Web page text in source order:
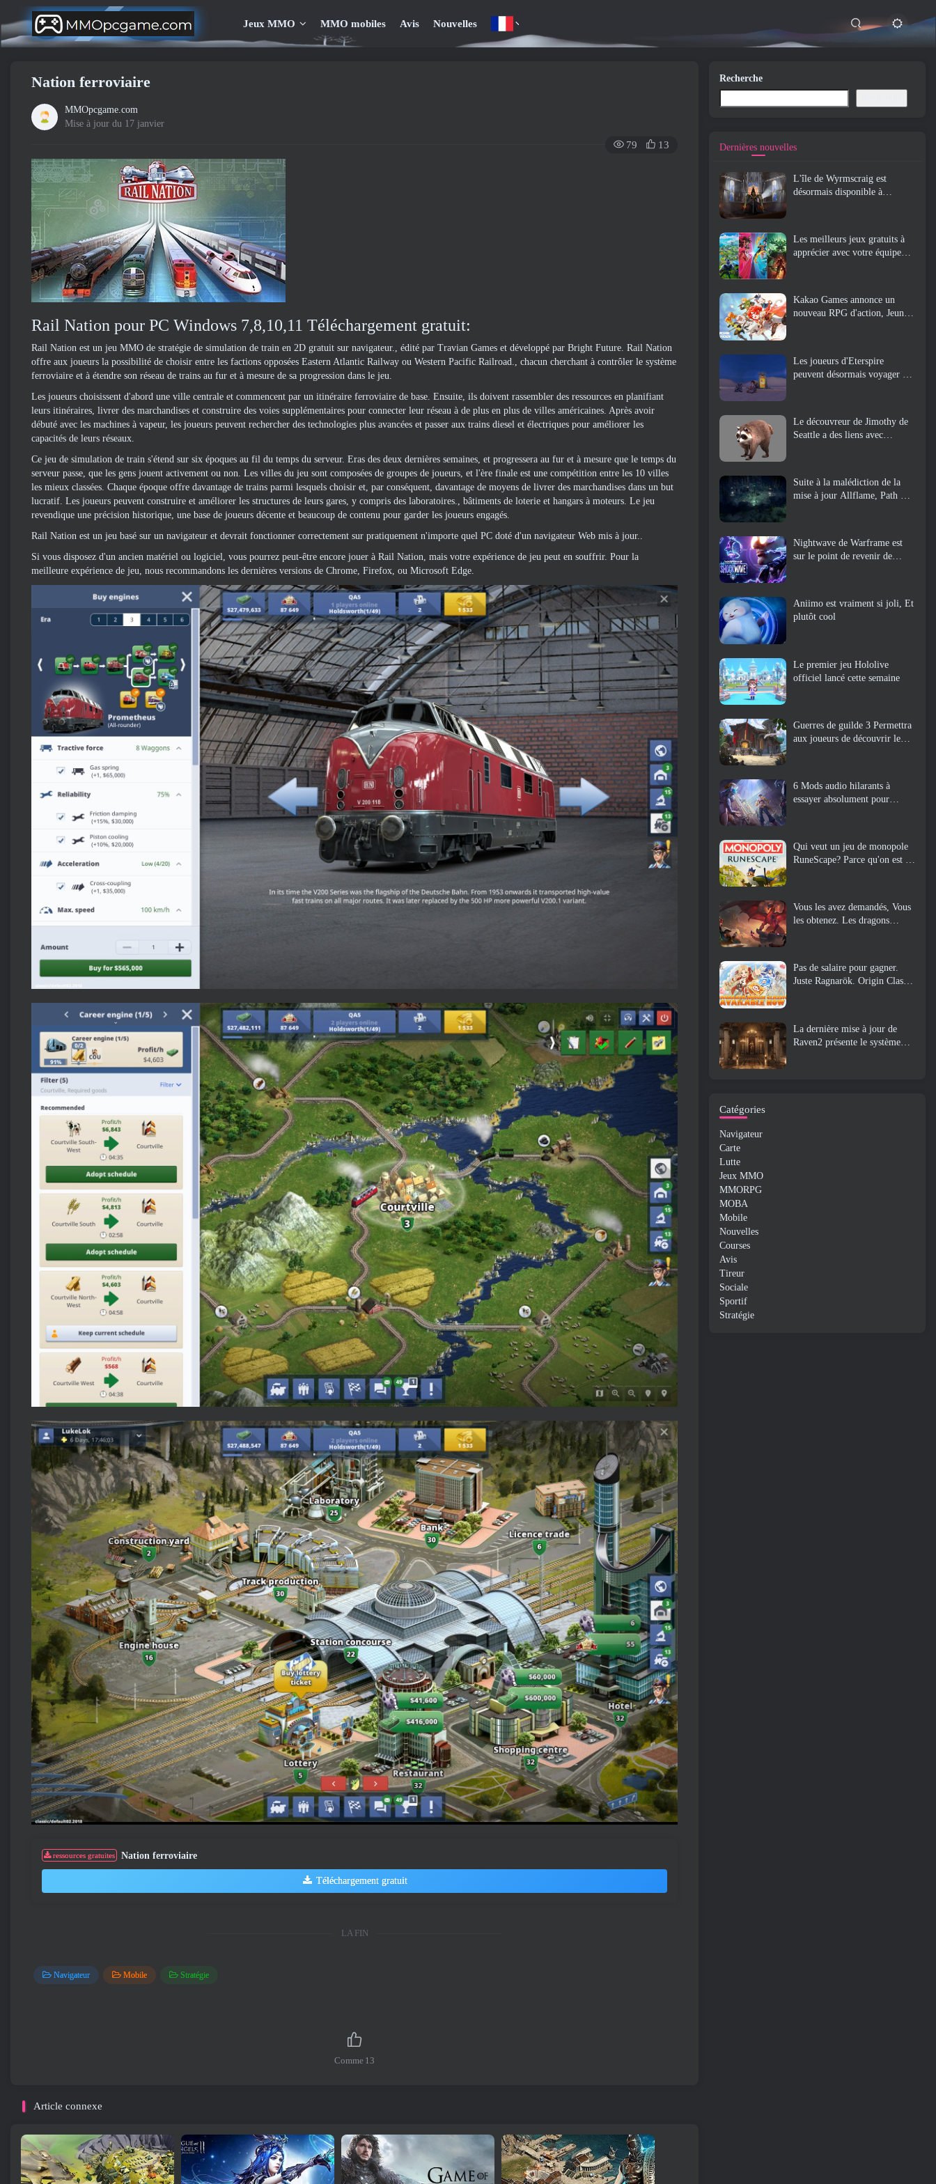
Jeux MMO MMO mobiles Avis Nouvelles
Nation ferroviaire
MMOpcgame.com
Mise à jour du 17 janvier
79 13
Rail Nation pour PC Windows 7,8,10,11 Téléchargement gratuit:
Rail Nation est un jeu MMO de stratégie de simulation de train en 2D gratuit sur navigateur., édité par Travian Games et développé par Bright Future. Rail Nation
offre aux joueurs la possibilité de choisir entre les factions opposées Eastern Atlantic Railway ou Western Pacific Railroad., chacun cherchant à contrôler le système
ferroviaire et à étendre son réseau de trains au fur et à mesure de sa progression dans le jeu.
Les joueurs choisissent d'abord une ville centrale et commencent par un itinéraire ferroviaire de base. Ensuite, ils doivent rassembler des ressources en planifiant
leurs itinéraires, livrer des marchandises et construire des voies supplémentaires pour connecter leur réseau à de plus en plus de villes américaines. Après avoir
débuté avec les machines à vapeur, les joueurs peuvent rechercher des technologies plus avancées et passer aux trains diesel et électriques pour améliorer les
capacités de leurs réseaux.
Ce jeu de simulation de train s'étend sur six époques au fil du temps du serveur. Eras des deux dernières semaines, et progressera au fur et à mesure que le temps du
serveur passe, que les gens jouent activement ou non. Les villes du jeu sont composées de groupes de joueurs, et l'ère finale est une compétition entre les 10 villes
les mieux classées. Chaque époque offre davantage de trains parmi lesquels choisir et, par conséquent, davantage de moyens de livrer des marchandises dans un but
lucratif. Les joueurs peuvent construire et améliorer les structures de leurs gares, y compris des laboratoires., bâtiments de loterie et hangars à moteurs. Le jeu
revendique une précision historique, une base de joueurs décente et beaucoup de contenu pour garder les joueurs engagés.
Rail Nation est un jeu basé sur un navigateur et devrait fonctionner correctement sur pratiquement n'importe quel PC doté d'un navigateur Web mis à jour..
Si vous disposez d'un ancien matériel ou logiciel, vous pourrez peut-être encore jouer à Rail Nation, mais votre expérience de jeu peut en souffrir. Pour la
meilleure expérience de jeu, nous recommandons les dernières versions de Chrome, Firefox, ou Microsoft Edge.
ressources gratuites Nation ferroviaire
Téléchargement gratuit
LA FIN
Navigateur Mobile Stratégie
Comme 13
Article connexe
Recherche
Dernières nouvelles
L'île de Wyrmscraig est
désormais disponible à
Les meilleurs jeux gratuits à
apprécier avec votre équipe
Kakao Games annonce un
nouveau RPG d'action, Jeune
Les joueurs d'Eterspire
peuvent désormais voyager un
Le découvreur de Jimothy de
Seattle a des liens avec
Suite à la malédiction de la
mise à jour Allflame, Path Of
Nightwave de Warframe est
sur le point de revenir de
Aniimo est vraiment si joli, Et
plutôt cool
Le premier jeu Hololive
officiel lancé cette semaine
Guerres de guilde 3 Permettra
aux joueurs de découvrir le
6 Mods audio hilarants à
essayer absolument pour
Qui veut un jeu de monopole
RuneScape? Parce qu'on est en
Vous les avez demandés, Vous
les obtenez. Les dragons
Pas de salaire pour gagner.
Juste Ragnarök. Origin Classic
La dernière mise à jour de
Raven2 présente le système
Catégories
Navigateur
Carte
Lutte
Jeux MMO
MMORPG
MOBA
Mobile
Nouvelles
Courses
Avis
Tireur
Sociale
Sportif
Stratégie